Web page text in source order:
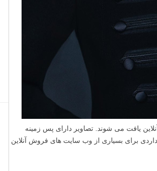
یافت می شوند. تصاویر دارای پس زمینه
برای بسیاری از وب سایت های فروش آنلاین